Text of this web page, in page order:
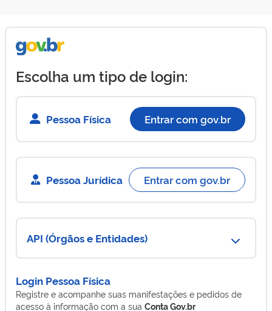
Escolha um tipo de login:
Login Pessoa Física
Registre e acompanhe suas manifestações e pedidos de
acesso à informação com a sua Conta Gov.br
Pessoa Física Entrar com gov.br
Pessoa Jurídica Entrar com gov.br
API (Órgãos e Entidades)